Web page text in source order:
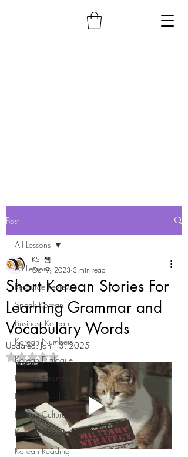
Post
All Lessons
Resource Review
Speak Korean
Business Korean
Korean Numbers
Korean Dialogue
Korean Grammar
Korean Vocabulary
Korean Culture
Korean Slang and Phrases
Korean Reading
All Lessons
Short Korean Stories For
Learning Grammar and
Vocabulary Words
KSJ 쌤
Oct 9, 2023 3 min read
Updated: Jan 13, 2025
Rated NaN out of 5 stars.